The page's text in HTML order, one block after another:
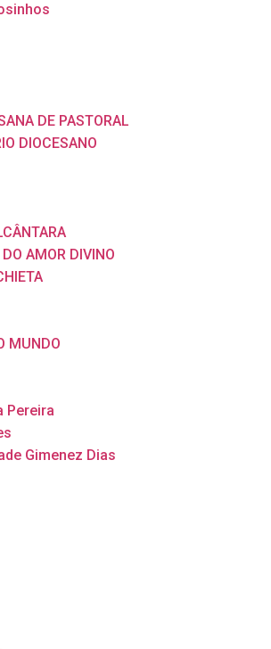
DE PASTORAL
DIOCESANO
AMOR DIVINO
MUNDO
Pereira
Gimenez Dias